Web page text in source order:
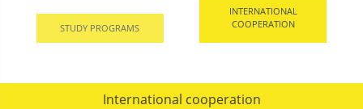
STUDY PROGRAMS
INTERNATIONAL
COOPERATION
International cooperation